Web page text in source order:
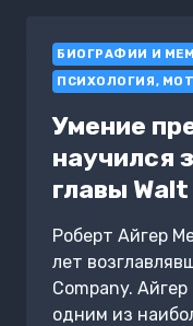
БИОГРАФИИ И
ПСИХОЛОГИЯ,
Умение
научился
главы
Роберт Айгер
лет
Company.
одним из